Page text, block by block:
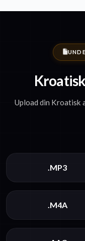
Upload din Kroatisk
.MP3
.M4A